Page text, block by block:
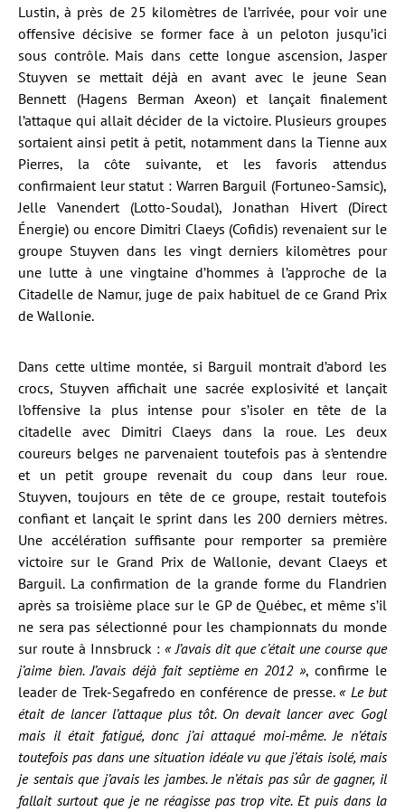
Lustin, à près de 25 kilomètres de l’arrivée, pour voir une
offensive décisive se former face à un peloton jusqu’ici
sous contrôle. Mais dans cette longue ascension, Jasper
Stuyven se mettait déjà en avant avec le jeune Sean
Bennett (Hagens Berman Axeon) et lançait finalement
l’attaque qui allait décider de la victoire. Plusieurs groupes
sortaient ainsi petit à petit, notamment dans la Tienne aux
Pierres, la côte suivante, et les favoris attendus
confirmaient leur statut : Warren Barguil (Fortuneo-Samsic),
Jelle Vanendert (Lotto-Soudal), Jonathan Hivert (Direct
Énergie) ou encore Dimitri Claeys (Cofidis) revenaient sur le
groupe Stuyven dans les vingt derniers kilomètres pour
une lutte à une vingtaine d’hommes à l’approche de la
Citadelle de Namur, juge de paix habituel de ce Grand Prix
de Wallonie.
Dans cette ultime montée, si Barguil montrait d’abord les
crocs, Stuyven affichait une sacrée explosivité et lançait
l’offensive la plus intense pour s’isoler en tête de la
citadelle avec Dimitri Claeys dans la roue. Les deux
coureurs belges ne parvenaient toutefois pas à s’entendre
et un petit groupe revenait du coup dans leur roue.
Stuyven, toujours en tête de ce groupe, restait toutefois
confiant et lançait le sprint dans les 200 derniers mètres.
Une accélération suffisante pour remporter sa première
victoire sur le Grand Prix de Wallonie, devant Claeys et
Barguil. La confirmation de la grande forme du Flandrien
après sa troisième place sur le GP de Québec, et même s’il
ne sera pas sélectionné pour les championnats du monde
sur route à Innsbruck : « J’avais dit que c’était une course que
j’aime bien. J’avais déjà fait septième en 2012 », confirme le
leader de Trek-Segafredo en conférence de presse.« Le but
était de lancer l’attaque plus tôt. On devait lancer avec Gogl
mais il était fatigué, donc j’ai attaqué moi-même. Je n’étais
toutefois pas dans une situation idéale vu que j’étais isolé, mais
je sentais que j’avais les jambes. Je n’étais pas sûr de gagner, il
fallait surtout que je ne réagisse pas trop vite. Et puis dans la